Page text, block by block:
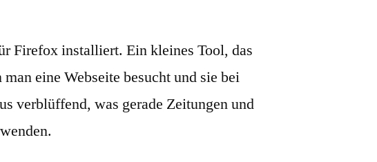
Firefox installiert. Ein kleines Tool, das
eine Webseite besucht und sie bei
verblüffend, was gerade Zeitungen und